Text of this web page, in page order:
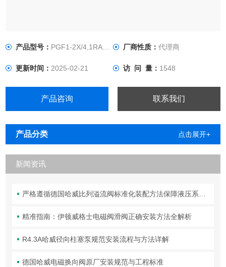
产品型号： PGF1-2X/4,1RA01VP1 厂商性质： 代理商
更新时间：2025-02-21 访 问 量： 1548
产品咨询 联系我们
产品分类 点击展开+
新闻资讯
严格遵循德国哈威比列溢流阀标准化装配方法保障液压系统压力调控精准可靠
精准指南：伊顿威格士电磁阀滑阀正确安装方法全解析
R4.3A哈威径向柱塞泵规范安装流程与方法详解
德国哈威电磁换向阀原厂安装规范与工程标准